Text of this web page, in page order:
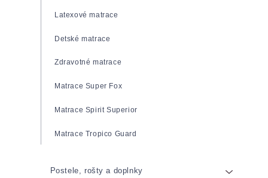
Latexové matrace
Detské matrace
Zdravotné matrace
Matrace Super Fox
Matrace Spirit Superior
Matrace Tropico Guard
Postele, rošty a doplnky